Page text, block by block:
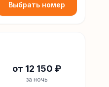
Выбрать номер
от 12 150 ₽
за ночь